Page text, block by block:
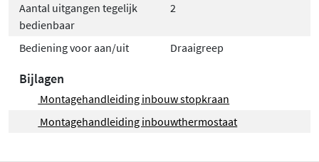
Aantal uitgangen tegelijk
bedienbaar
2
Bediening voor aan/uit Draaigreep
Bijlagen
Montagehandleiding inbouw stopkraan
Montagehandleiding inbouwthermostaat